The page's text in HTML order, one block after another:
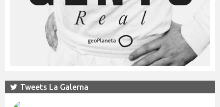
Tweets La Galerna